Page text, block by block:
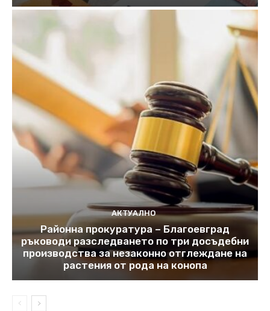
АКТУАЛНО
Районна прокуратура – Благоевград
ръководи разследването по три досъдебни
производства за незаконно отглеждане на
растения от рода на конопа